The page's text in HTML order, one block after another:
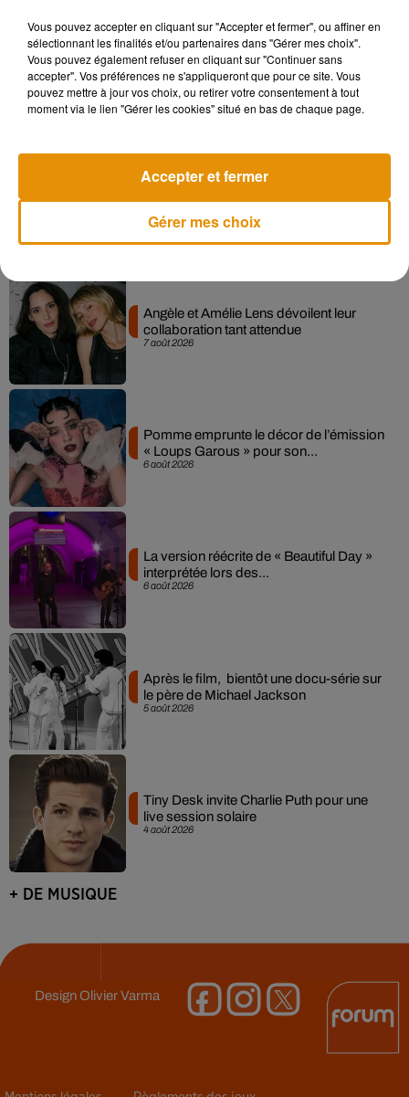
résidait.
7 août 2026
7 août 2026
Angèle et Amélie Lens dévoilent leur
collaboration tant attendue
6 août 2026
Pomme emprunte le décor de l’émission
« Loups Garous » pour son...
6 août 2026
La version réécrite de « Beautiful Day »
interprétée lors des...
5 août 2026
Après le film, bientôt une docu-série sur
le père de Michael Jackson
4 août 2026
Tiny Desk invite Charlie Puth pour une
live session solaire
+ DE MUSIQUE
DesignOlivier Varma
Vous pouvez accepter en cliquant sur "Accepter et fermer", ou affiner en
sélectionnant les finalités et/ou partenaires dans "Gérer mes choix".
Vous pouvez également refuser en cliquant sur "Continuer sans
accepter". Vos préférences ne s'appliqueront que pour ce site. Vous
pouvez mettre à jour vos choix, ou retirer votre consentement à tout
moment via le lien "Gérer les cookies" situé en bas de chaque page.
Gérer mes choix
Accepter et fermer